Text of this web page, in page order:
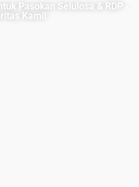
Pasokan Selulosa & RDP -
Kami!